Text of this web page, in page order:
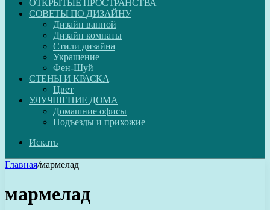
ОТКРЫТЫЕ ПРОСТРАНСТВА
СОВЕТЫ ПО ДИЗАЙНУ
Дизайн ванной
Дизайн комнаты
Стили дизайна
Украшение
Фен-Шуй
СТЕНЫ И КРАСКА
Цвет
УЛУЧШЕНИЕ ДОМА
Домашние офисы
Подъезды и прихожие
Искать
Главная/мармелад
мармелад